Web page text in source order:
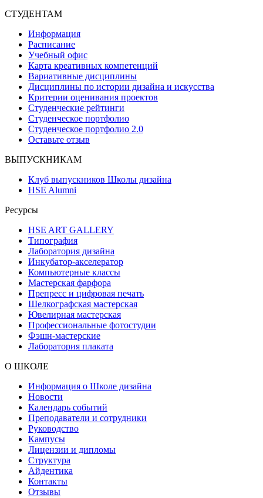
СТУДЕНТАМ
Информация
Расписание
Учебный офис
Карта креативных компетенций
Вариативные дисциплины
Дисциплины по истории дизайна и искусства
Критерии оценивания проектов
Студенческие рейтинги
Студенческое портфолио
Студенческое портфолио 2.0
Оставьте отзыв
ВЫПУСКНИКАМ
Клуб выпускников Школы дизайна
HSE Alumni
Ресурсы
HSE ART GALLERY
Типография
Лаборатория дизайна
Инкубатор-акселератор
Компьютерные классы
Мастерская фарфора
Препресс и цифровая печать
Шелкографская мастерская
Ювелирная мастерская
Профессиональные фотостудии
Фэшн-мастерские
Лаборатория плаката
О ШКОЛЕ
Информация о Школе дизайна
Новости
Календарь событий
Преподаватели и сотрудники
Руководство
Кампусы
Лицензии и дипломы
Структура
Айдентика
Контакты
Отзывы